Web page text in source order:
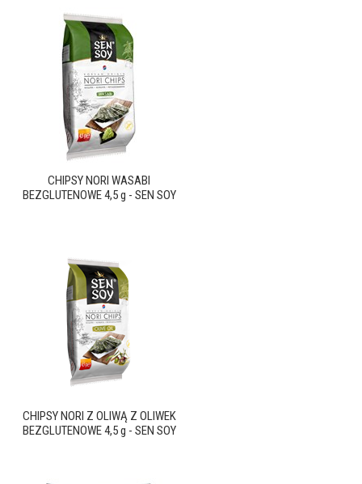
CHIPSY NORI WASABI
BEZGLUTENOWE 4,5 g - SEN SOY
CHIPSY NORI Z OLIWĄ Z OLIWEK
BEZGLUTENOWE 4,5 g - SEN SOY